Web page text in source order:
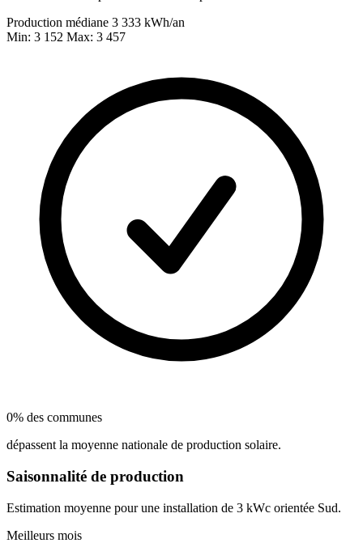
Production médiane 3 333 kWh/an
Min: 3 152 Max: 3 457
0% des communes
dépassent la moyenne nationale de production solaire.
Saisonnalité de production
Estimation moyenne pour une installation de 3 kWc orientée Sud.
Meilleurs mois